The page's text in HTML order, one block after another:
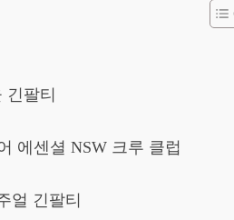
팔티
에센셜 NSW 크루 클럽
얼 긴팔티